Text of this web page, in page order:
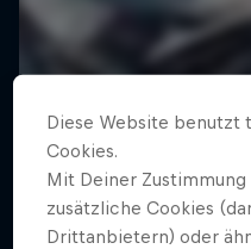
Diese Website benutzt
Cookies.
Mit Deiner
zusätzliche Cookies
Drittanbietern) oder